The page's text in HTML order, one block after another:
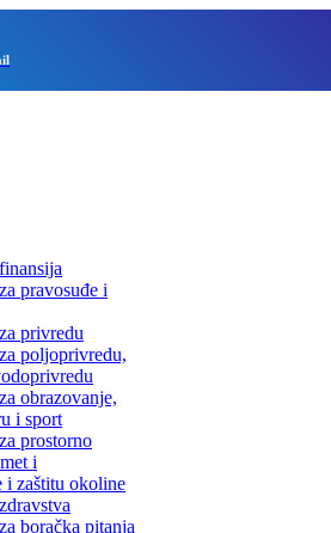
pravosuđe i
privredu
poljoprivredu,
obrazovanje,
i sport
prostorno
i
i zaštitu okoline
boračka pitanja